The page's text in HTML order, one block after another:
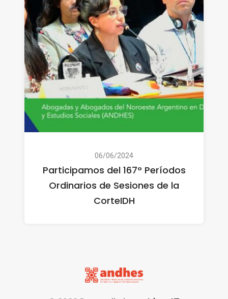
06/06/2024
Participamos del 167° Períodos
Ordinarios de Sesiones de la
CorteIDH